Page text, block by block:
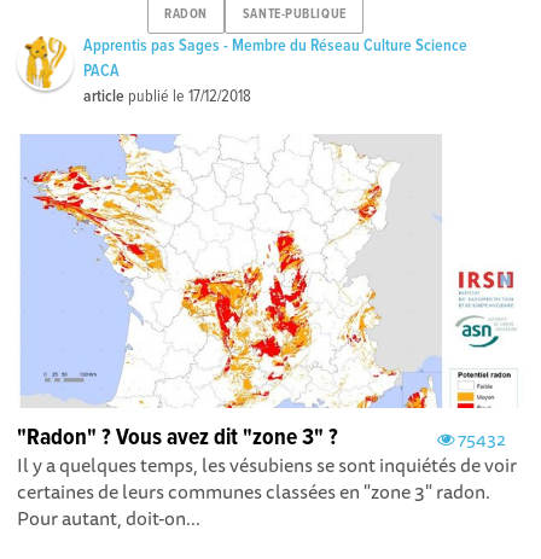
RADON SANTE-PUBLIQUE
Apprentis pas Sages - Membre du Réseau Culture Science
PACA
article publié le17/12/2018
75432
"Radon" ? Vous avez dit "zone 3" ?
Il y a quelques temps, les vésubiens se sont inquiétés de voir
certaines de leurs communes classées en "zone 3" radon.
Pour autant, doit-on...